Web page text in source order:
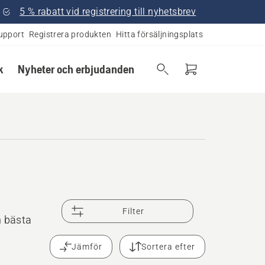
5 % rabatt vid registrering till nyhetsbrev
Registrera produkten Hitta försäljningsplats
Nyheter och erbjudanden
bästa
Filter
Jämför Sortera efter